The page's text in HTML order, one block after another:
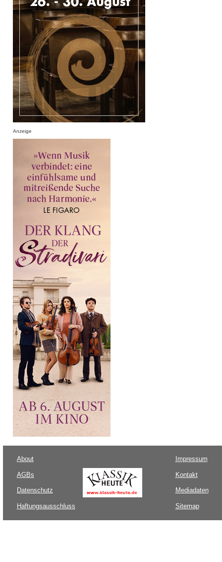
Anzeige
About
AGBs
Datenschutz
Haftungsausschluss
Impressum
Kontakt
Mediadaten
Sitemap